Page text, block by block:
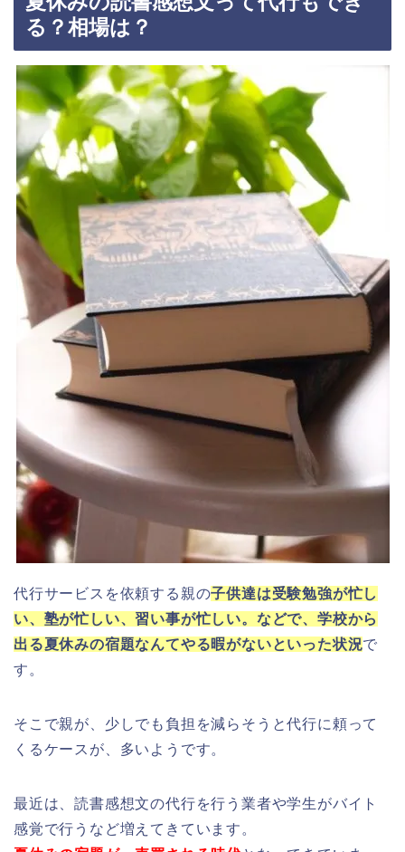
る？相場は？
代行サービスを依頼する親の子供達は受験勉強が忙し
い、塾が忙しい、習い事が忙しい。などで、学校から
出る夏休みの宿題なんてやる暇がないといった状況で
す。
そこで親が、少しでも負担を減らそうと代行に頼って
くるケースが、多いようです。
最近は、読書感想文の代行を行う業者や学生がバイト
感覚で行うなど増えてきています。